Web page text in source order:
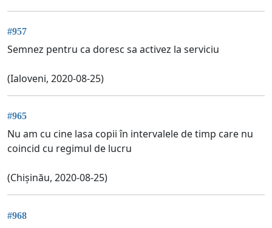
#957
Semnez pentru ca doresc sa activez la serviciu
(Ialoveni, 2020-08-25)
#965
Nu am cu cine lasa copii în intervalele de timp care nu
coincid cu regimul de lucru
(Chișinău, 2020-08-25)
#968